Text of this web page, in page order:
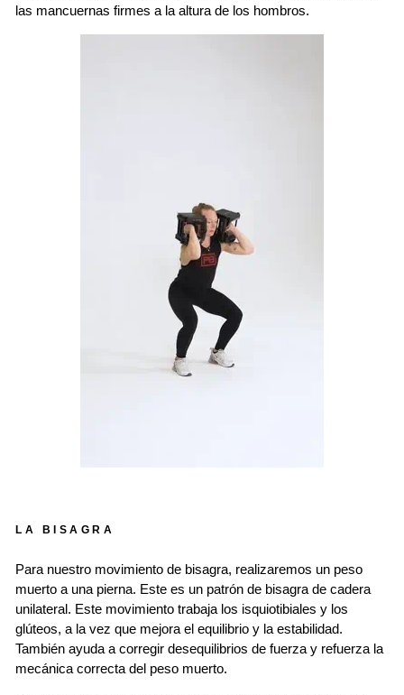
las mancuernas firmes a la altura de los hombros.
LA BISAGRA
Para nuestro movimiento de bisagra, realizaremos un peso
muerto a una pierna. Este es un patrón de bisagra de cadera
unilateral. Este movimiento trabaja los isquiotibiales y los
glúteos, a la vez que mejora el equilibrio y la estabilidad.
También ayuda a corregir desequilibrios de fuerza y ​​refuerza la
mecánica correcta del peso muerto.